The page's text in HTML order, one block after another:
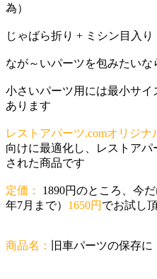
為）
じゃばら折り + ミシン目入
なが～いパーツを包みたいな
小さいパーツ用には最小サイ
あります
レストアパーツ.comオリジナ
向けに最適化し、レストアパ
された商品です
定価：
1890円のところ、今
年7月まで） 1650円 でお試し
商品名： 旧車パーツの保存に